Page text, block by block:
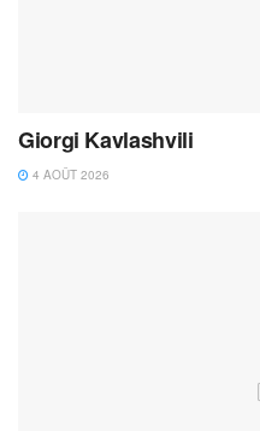
Giorgi Kavlashvili
4 AOÛT 2026